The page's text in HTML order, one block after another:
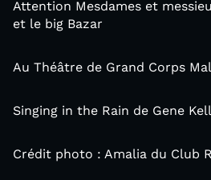
Attention Mesdames et
et le big Bazar
Au Théâtre de Grand Corps
Singing in the Rain de Gene
Crédit photo : Amalia du Club